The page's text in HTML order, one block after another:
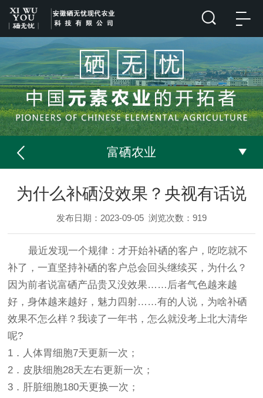
富硒农业
为什么补硒没效果？央视有话说
发布日期：2023-09-05 浏览次数：919
最近发现一个规律：才开始补硒的客户，吃吃就不
补了，一直坚持补硒的客户总会回头继续买，为什么？
因为前者说富硒产品贵又没效果……后者气色越来越
好，身体越来越好，魅力四射……有的人说，为啥补硒
效果不怎么样？我读了一年书，怎么就没考上北大清华
呢?
1．人体胃细胞7天更新一次；
2．皮肤细胞28天左右更新一次；
3．肝脏细胞180天更换一次；